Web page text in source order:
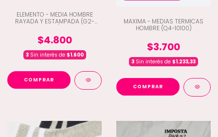
ELEMENTO - MEDIA HOMBRE
RAYADA Y ESTAMPADA (G2-
$4.800
3Sin interés de $1.600
COMPRAR
MAXIMA - MEDIAS TERMICAS
HOMBRE (Q4-10100)
$3.700
3 Sin interés de $1.233,33
COMPRAR